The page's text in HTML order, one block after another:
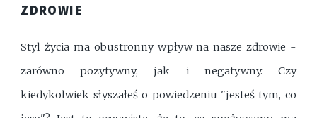
ZDROWIE
Styl życia ma obustronny wpływ na nasze zdrowie -
zarówno pozytywny, jak i negatywny. Czy
kiedykolwiek słyszałeś o powiedzeniu "jesteś tym, co